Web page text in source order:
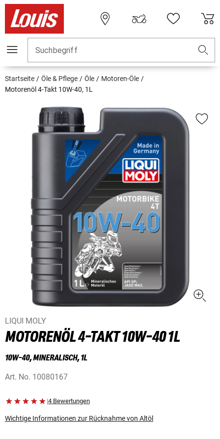
Suchbegriff
Startseite Öle & Pflege Öle
Motoren-Öle
Motorenöl 4-Takt 10W-40, 1L
LIQUI MOLY
MOTORENÖL 4-TAKT 10W-40 1L
10W-40, MINERALISCH, 1L
Art. No. 10080167
|4 Bewertungen
Wichtige Informationen zur Rücknahme von Altöl